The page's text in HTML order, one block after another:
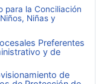
para la Conciliación
Niñas y
Preferentes
y de
de